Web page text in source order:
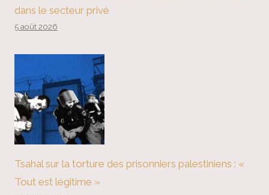
dans le secteur privé
5 août 2026
Tsahal sur la torture des prisonniers palestiniens : «
Tout est légitime »